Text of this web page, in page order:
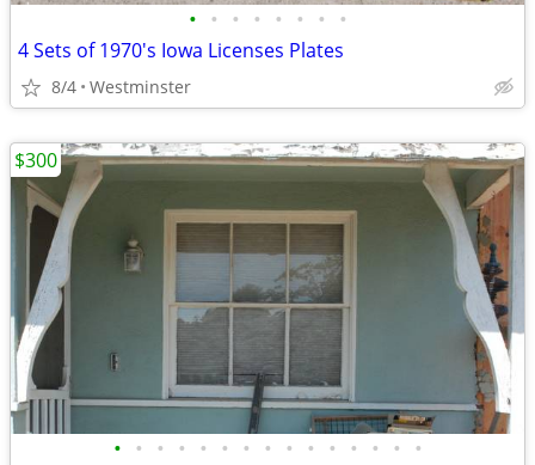
• • • • • • • •
4 Sets of 1970's Iowa Licenses Plates
8/4 Westminster
• • • • • • • • • • • • • • •
$300